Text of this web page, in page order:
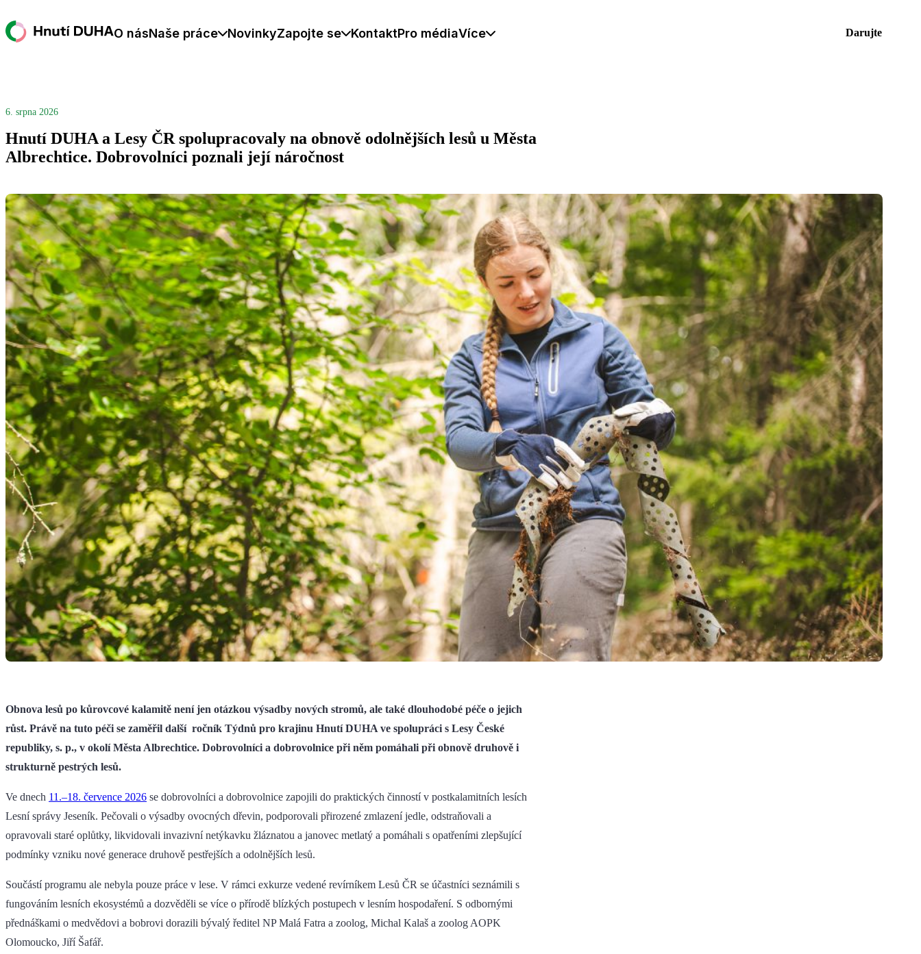
O násNaše práce NovinkyZapojte se KontaktPro médiaVíce Darujte
6. srpna 2026
Hnutí DUHA a Lesy ČR spolupracovaly na obnově odolnějších lesů u Města
Albrechtice. Dobrovolníci poznali její náročnost
Obnova lesů po kůrovcové kalamitě není jen otázkou výsadby nových stromů, ale také dlouhodobé péče o jejich
růst. Právě na tuto péči se zaměřil další ročník Týdnů pro krajinu Hnutí DUHA ve spolupráci s Lesy České
republiky, s. p., v okolí Města Albrechtice. Dobrovolníci a dobrovolnice při něm pomáhali při obnově druhově i
strukturně pestrých lesů.
Ve dnech 11.–18. července 2026 se dobrovolníci a dobrovolnice zapojili do praktických činností v postkalamitních lesích
Lesní správy Jeseník. Pečovali o výsadby ovocných dřevin, podporovali přirozené zmlazení jedle, odstraňovali a
opravovali staré oplůtky, likvidovali invazivní netýkavku žláznatou a janovec metlatý a pomáhali s opatřeními zlepšující
podmínky vzniku nové generace druhově pestřejších a odolnějších lesů.
Součástí programu ale nebyla pouze práce v lese. V rámci exkurze vedené revírníkem Lesů ČR se účastníci seznámili s
fungováním lesních ekosystémů a dozvěděli se více o přírodě blízkých postupech v lesním hospodaření. S odbornými
přednáškami o medvědovi a bobrovi dorazili bývalý ředitel NP Malá Fatra a zoolog, Michal Kalaš a zoolog AOPK
Olomoucko, Jiří Šafář.